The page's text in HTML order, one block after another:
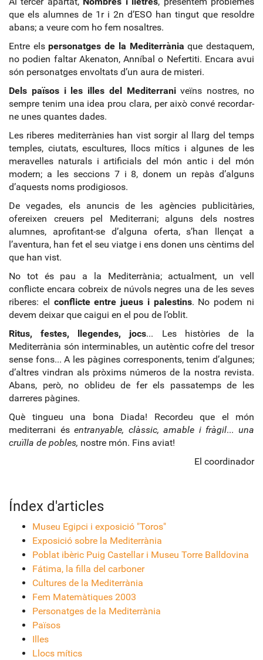
que els alumnes de 1r i 2n d’ESO han tingut que resoldre
abans; a veure com ho fem nosaltres.
Entre elspersonatges de la Mediterrània que destaquem,
no podien faltar Akenaton, Anníbal o Nefertiti. Encara avui
són personatges envoltats d’un aura de misteri.
Dels països i les illes del Mediterraniveïns nostres, no
sempre tenim una idea prou clara, per això convé recordar-
ne unes quantes dades.
Les riberes mediterrànies han vist sorgir al llarg del temps
temples, ciutats, escultures, llocs mítics i algunes de les
meravelles naturals i artificials del món antic i del món
modern; a les seccions 7 i 8, donem un repàs d’alguns
d’aquests noms prodigiosos.
De vegades, els anuncis de les agències publicitàries,
ofereixen creuers pel Mediterrani; alguns dels nostres
alumnes, aprofitant-se d’alguna oferta, s’han llençat a
l’aventura, han fet el seu viatge i ens donen uns cèntims del
que han vist.
No tot és pau a la Mediterrània; actualment, un vell
conflicte encara cobreix de núvols negres una de les seves
riberes: el conflicte entre jueus i palestins. No podem ni
devem deixar que caigui en el pou de l’oblit.
Ritus, festes, llegendes, jocs... Les històries de la
Mediterrània són interminables, un autèntic cofre del tresor
sense fons... A les pàgines corresponents, tenim d’algunes;
d’altres vindran als pròxims números de la nostra revista.
Abans, però, no oblideu de fer els passatemps de les
darreres pàgines.
Què tingueu una bona Diada! Recordeu que el món
mediterrani ésentranyable, clàssic, amable i fràgil...una
cruïlla de pobles, nostre món. Fins aviat!
El coordinador
Índex d'articles
Museu Egipci i exposició "Toros"
Exposició sobre la Mediterrània
Poblat ibèric Puig Castellar i Museu Torre Balldovina
Fátima, la filla del carboner
Cultures de la Mediterrània
Fem Matemàtiques 2003
Personatges de la Mediterrània
Països
Illes
Llocs mítics